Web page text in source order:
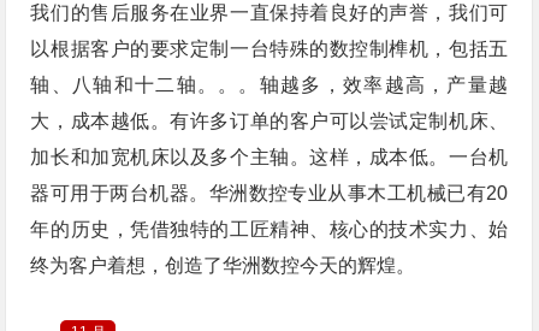
我们的售后服务在业界一直保持着良好的声誉，我们可
以根据客户的要求定制一台特殊的数控制榫机，包括五
轴、八轴和十二轴。。。轴越多，效率越高，产量越
大，成本越低。有许多订单的客户可以尝试定制机床、
加长和加宽机床以及多个主轴。这样，成本低。一台机
器可用于两台机器。华洲数控专业从事木工机械已有20
年的历史，凭借独特的工匠精神、核心的技术实力、始
终为客户着想，创造了华洲数控今天的辉煌。